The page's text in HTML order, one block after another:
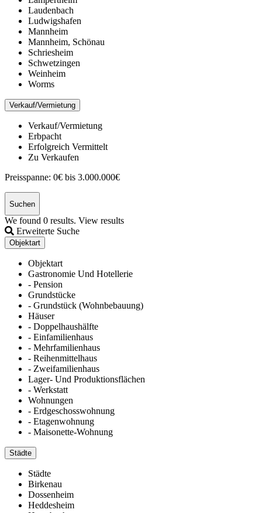
Laudenbach
Ludwigshafen
Mannheim
Mannheim, Schönau
Schriesheim
Schwetzingen
Weinheim
Worms
Verkauf/Vermietung
Verkauf/Vermietung
Erbpacht
Erfolgreich Vermittelt
Zu Verkaufen
Preisspanne: 0€ bis 3.000.000€
Suchen
We found 0 results. View results
Erweiterte Suche
Objektart
Objektart
Gastronomie Und Hotellerie
- Pension
Grundstücke
- Grundstück (Wohnbebauung)
Häuser
- Doppelhaushälfte
- Einfamilienhaus
- Mehrfamilienhaus
- Reihenmittelhaus
- Zweifamilienhaus
Lager- Und Produktionsflächen
- Werkstatt
Wohnungen
- Erdgeschosswohnung
- Etagenwohnung
- Maisonette-Wohnung
Städte
Städte
Birkenau
Dossenheim
Heddesheim